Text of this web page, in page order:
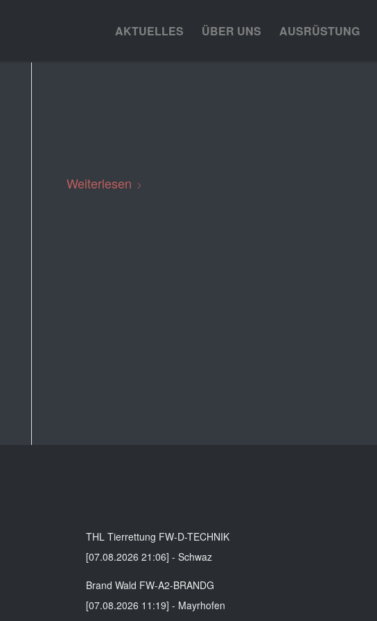
AKTUELLES ÜBER UNS AUSRÜSTUNG
Weiterlesen
THL Tierrettung FW-D-TECHNIK
[07.08.2026 21:06] - Schwaz
Brand Wald FW-A2-BRANDG
[07.08.2026 11:19] - Mayrhofen